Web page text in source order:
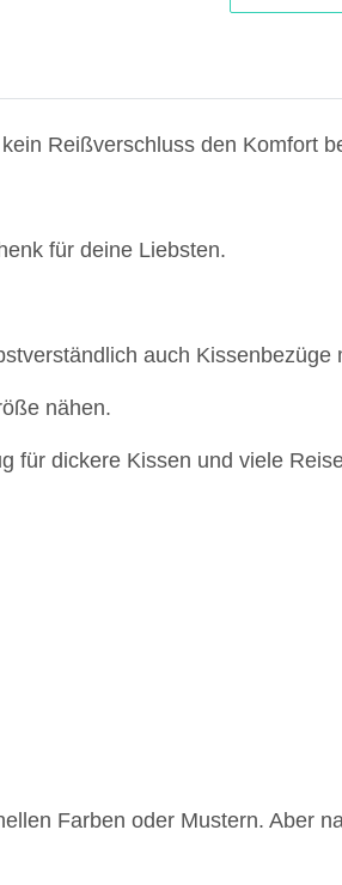
Reißverschluss den Komfort
für deine Liebsten.
auch Kissenbezüge
nähen.
für dickere Kissen und viele
Farben oder Mustern. Aber